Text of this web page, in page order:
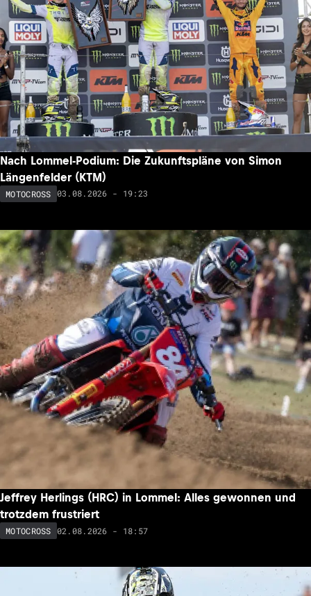
Nach Lommel-Podium: Die Zukunftspläne von Simon
Längenfelder (KTM)
MOTOCROSS 03.08.2026 - 19:23
Jeffrey Herlings (HRC) in Lommel: Alles gewonnen und
trotzdem frustriert
MOTOCROSS 02.08.2026 - 18:57